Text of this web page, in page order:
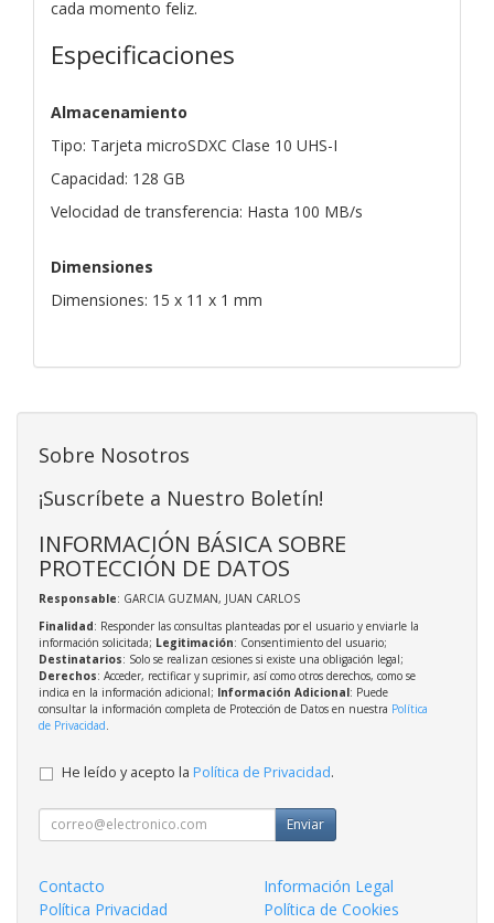
cada momento feliz.
Especificaciones
Almacenamiento
Tipo: Tarjeta microSDXC Clase 10 UHS-I
Capacidad: 128 GB
Velocidad de transferencia: Hasta 100 MB/s
Dimensiones
Dimensiones: 15 x 11 x 1 mm
Sobre Nosotros
¡Suscríbete a Nuestro Boletín!
INFORMACIÓN BÁSICA SOBRE
PROTECCIÓN DE DATOS
Responsable: GARCIA GUZMAN, JUAN CARLOS
Finalidad: Responder las consultas planteadas por el usuario y enviarle la
información solicitada; Legitimación: Consentimiento del usuario;
Destinatarios: Solo se realizan cesiones si existe una obligación legal;
Derechos: Acceder, rectificar y suprimir, así como otros derechos, como se
indica en la información adicional; Información Adicional: Puede
consultar la información completa de Protección de Datos en nuestra Política
de Privacidad
He leído y acepto la Política de Privacidad.
Enviar
Contacto
Información Legal
Política Privacidad
Política de Cookies